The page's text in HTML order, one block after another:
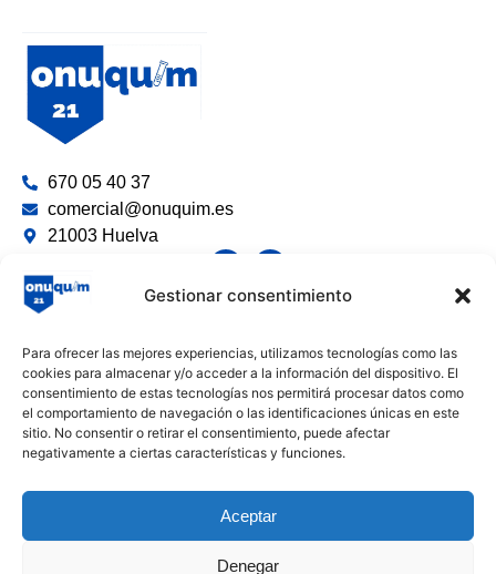
Gestionar consentimiento
Para ofrecer las mejores experiencias, utilizamos tecnologías como las
cookies para almacenar y/o acceder a la información del dispositivo. El
consentimiento de estas tecnologías nos permitirá procesar datos como
el comportamiento de navegación o las identificaciones únicas en este
sitio. No consentir o retirar el consentimiento, puede afectar
negativamente a ciertas características y funciones.
Aceptar
Denegar
670 05 40 37
comercial@onuquim.es
21003 Huelva
Productos Químicos e Industriales
Envases y Desechables
Textiles y Celulosa
Política CookiesPolítica devoluciones y reembolsos